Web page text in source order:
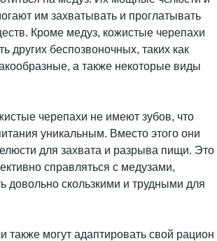
им захватывать и проглатывать
Кроме медуз, кожистые черепахи
других беспозвоночных, таких как
а также некоторые виды
черепахи не имеют зубов, что
уникальным. Вместо этого они
для захвата и разрыва пищи. Это
справляться с медузами,
довольно скользкими и трудными для
также могут адаптировать свой рацион